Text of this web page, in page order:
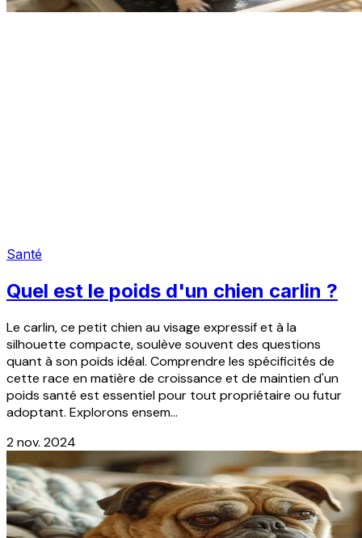
Santé
Quel est le poids d'un chien carlin ?
Le carlin, ce petit chien au visage expressif et à la
silhouette compacte, soulève souvent des questions
quant à son poids idéal. Comprendre les spécificités de
cette race en matière de croissance et de maintien d'un
poids santé est essentiel pour tout propriétaire ou futur
adoptant. Explorons ensem...
2 nov. 2024